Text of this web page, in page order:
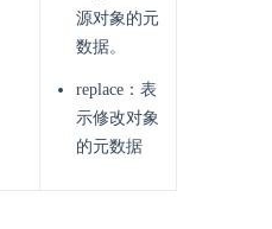
源对象的元
数据。
replace：表
示修改对象
的元数据